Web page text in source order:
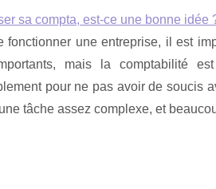
sa compta, est-ce une bonne idée
fonctionner une entreprise, il est
mais la comptabilité
pour ne pas avoir de soucis
tâche assez complexe, et